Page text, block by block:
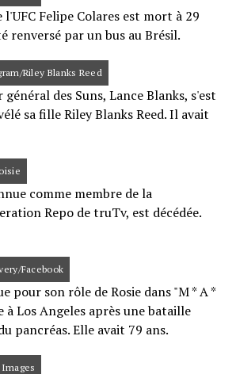
Felipe Colares est mort à 29
renversé par un bus au Brésil.
Riley Blanks Reed
des Suns, Lance Blanks, s'est
sa fille Riley Blanks Reed. Il avait
comme membre de la
Repo de truTv, est décédée.
Facebook
pour son rôle de Rosie dans "M * A *
à Los Angeles après une bataille
pancréas. Elle avait 79 ans.